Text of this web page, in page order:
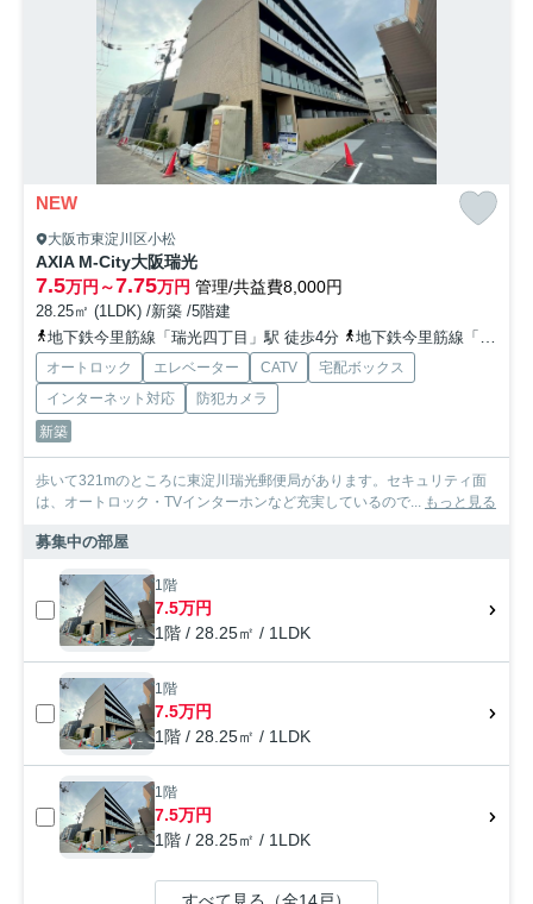
NEW
大阪市東淀川区小松
AXIA M-City大阪瑞光
7.5万円～7.75万円 管理/共益費8,000円
28.25㎡ (1LDK) /新築 /5階建
地下鉄今里筋線「瑞光四丁目」駅 徒歩4分
地下鉄今里筋線「井高野」駅 徒歩13分
オートロック エレベーター CATV
宅配ボックス
インターネット対応
防犯カメラ
新築
歩いて321mのところに東淀川瑞光郵便局があります。セキュリティ面
は、オートロック・TVインターホンなど充実しているので... もっと見る
募集中の部屋
1階
7.5万円
1階 / 28.25㎡ / 1LDK
1階
7.5万円
1階 / 28.25㎡ / 1LDK
1階
7.5万円
1階 / 28.25㎡ / 1LDK